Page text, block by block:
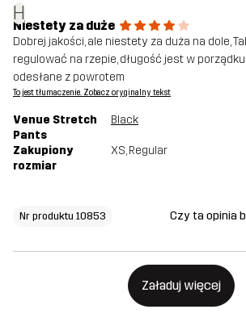
H
Niestety za duże
Dobrej jakości, ale niestety za duża na dole,
regulować na rzepie, długość jest w
odesłane z powrotem
To jest tłumaczenie. Zobacz oryginalny tekst
Venue Stretch
Pants
Black
Zakupiony
rozmiar
XS, Regular
Nr produktu 10853 Czy ta opinia
Załaduj więcej